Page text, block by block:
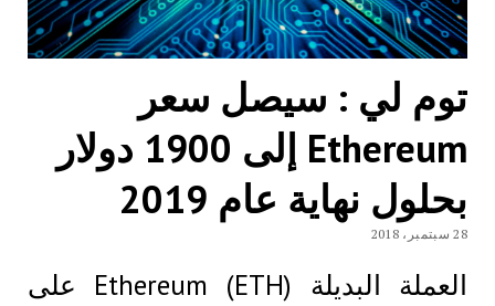
توم لي : سيصل سعر
Ethereum إلى 1900 دولار
بحلول نهاية عام 2019
28 سبتمبر، 2018
العملة البديلة (Ethereum (ETH على